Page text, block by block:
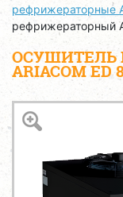
рефрижераторные
рефрижераторный
ОСУШИТЕЛЬ
ARIACOM ED